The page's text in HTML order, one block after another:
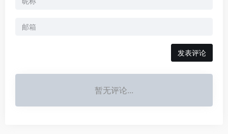
发表评论
暂无评论...